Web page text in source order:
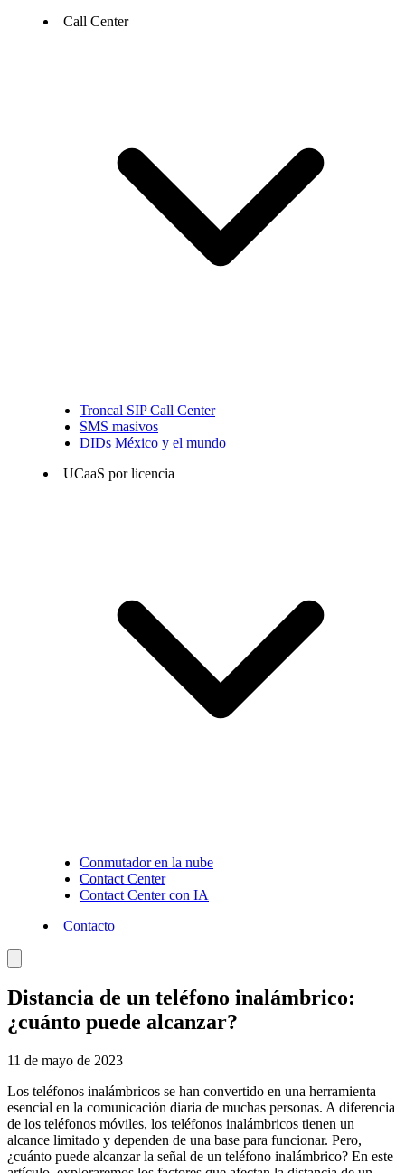
Call Center
Troncal SIP Call Center
SMS masivos
DIDs México y el mundo
UCaaS por licencia
Conmutador en la nube
Contact Center
Contact Center con IA
Contacto
Distancia de un teléfono inalámbrico:
¿cuánto puede alcanzar?
11 de mayo de 2023
Los teléfonos inalámbricos se han convertido en una herramienta
esencial en la comunicación diaria de muchas personas. A diferencia
de los teléfonos móviles, los teléfonos inalámbricos tienen un
alcance limitado y dependen de una base para funcionar. Pero,
¿cuánto puede alcanzar la señal de un teléfono inalámbrico? En este